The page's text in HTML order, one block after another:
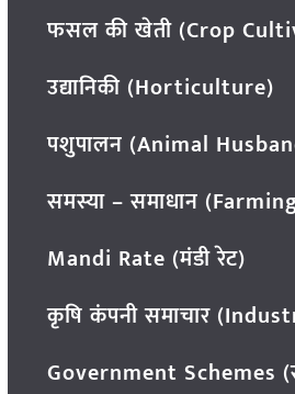
फसल की खेती (Crop
उद्यानिकी (Horticulture)
पशुपालन (Animal
समस्या – समाधान
Mandi Rate (मंडी रेट)
कृषि कंपनी समाचार
Government Schemes